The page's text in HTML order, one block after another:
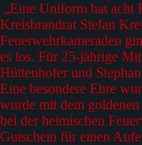
„Eine Uniform hat acht
Kreisbrandrat Stefan
Feuerwehrkameraden
es los. Für 25-jährige
Hüttenhofer und
Eine besondere Ehre
wurde mit dem
bei der heimischen
Gutschein für einen